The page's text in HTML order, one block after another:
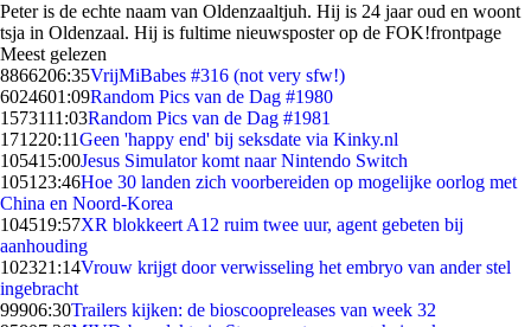
Peter is de echte naam van Oldenzaaltjuh. Hij is 24 jaar oud en woont
tsja in Oldenzaal. Hij is fultime nieuwsposter op de FOK!frontpage
Meest gelezen
8866206:35VrijMiBabes #316 (not very sfw!)
6024601:09Random Pics van de Dag #1980
1573111:03Random Pics van de Dag #1981
171220:11Geen 'happy end' bij seksdate via Kinky.nl
105415:00Jesus Simulator komt naar Nintendo Switch
1051 23:46Hoe 30 landen zich voorbereiden op mogelijke oorlog met
China en Noord-Korea
104519:57XR blokkeert A12 ruim twee uur, agent gebeten bij
aanhouding
102321:14Vrouw krijgt door verwisseling het embryo van ander stel
ingebracht
99906:30Trailers kijken: de bioscoopreleases van week 32